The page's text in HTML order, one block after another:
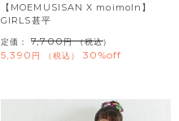
【MOEMUSISAN X moimoln】
GIRLS甚平
定価： 7,700 （税込）
5,390 税込 30%off